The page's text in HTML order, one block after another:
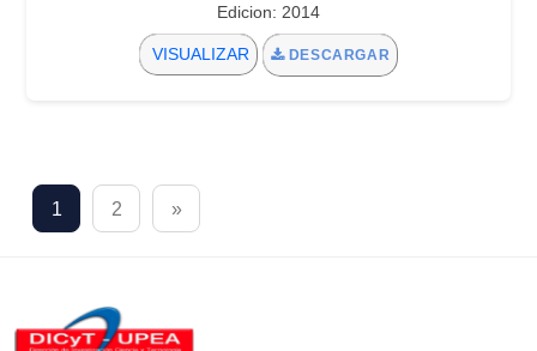
Edicion: 2014
VISUALIZAR DESCARGAR
1 2 »